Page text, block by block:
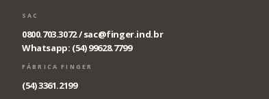
SAC
0800.703.3072 /sac@finger.ind.br
Whatsapp: (54) 99628.7799
FÁBRICA FINGER
(54) 3361.2199